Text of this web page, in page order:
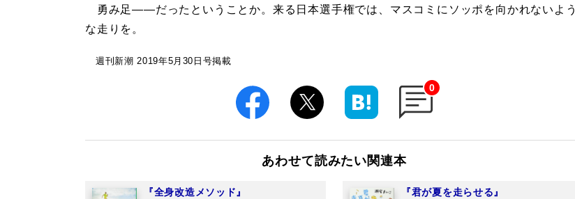
勇み足――だったということか。来る日本選手権では、マスコミにソッポを向かれないよう
な走りを。
週刊新潮 2019年5月30日号掲載
0
あわせて読みたい関連本
『全身改造メソッド』
『君が夏を走らせる』